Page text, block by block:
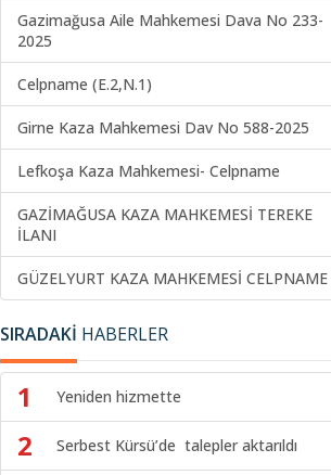
Gazimağusa Aile Mahkemesi Dava No 233-
2025
Celpname (E.2,N.1)
Girne Kaza Mahkemesi Dav No 588-2025
Lefkoşa Kaza Mahkemesi- Celpname
GAZİMAĞUSA KAZA MAHKEMESİ TEREKE
İLANI
GÜZELYURT KAZA MAHKEMESİ CELPNAME
SIRADAKİ HABERLER
1 Yeniden hizmette
2 Serbest Kürsü’de talepler aktarıldı